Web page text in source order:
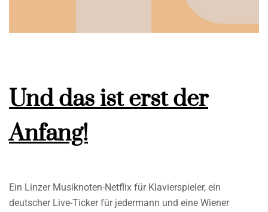
Und das ist erst der
Anfang!
Ein Linzer Musiknoten-Netflix für Klavierspieler, ein
deutscher Live-Ticker für jedermann und eine Wiener